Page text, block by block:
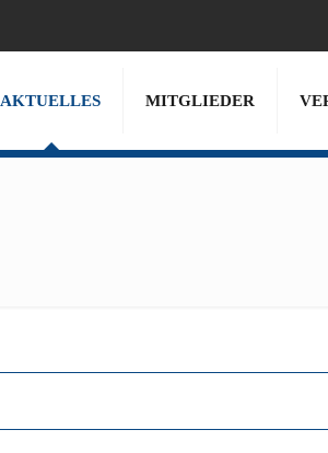
AKTUELLES MITGLIEDER